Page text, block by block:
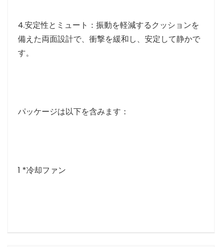
4.安定性とミュート：振動を軽減するクッションを
備えた両面設計で、衝撃を緩和し、安定して静かで
す。
パッケージは以下を含みます：
1 *冷却ファン